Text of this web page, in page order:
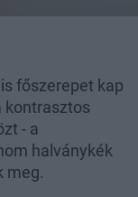
főszerepet kap
kontrasztos
- a
halványkék
meg.